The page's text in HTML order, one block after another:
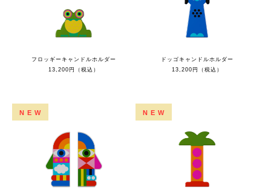
フロッギーキャンドルホルダー
13,200円（税込）
ドッゴキャンドルホルダー
13,200円（税込）
NEW NEW